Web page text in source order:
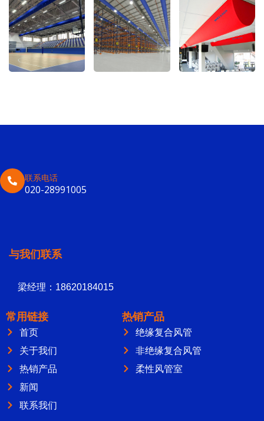
联系电话
020-28991005
与我们联系
梁经理：18620184015
常用链接
首页
关于我们
热销产品
新闻
联系我们
热销产品
绝缘复合风管
非绝缘复合风管
柔性风管室